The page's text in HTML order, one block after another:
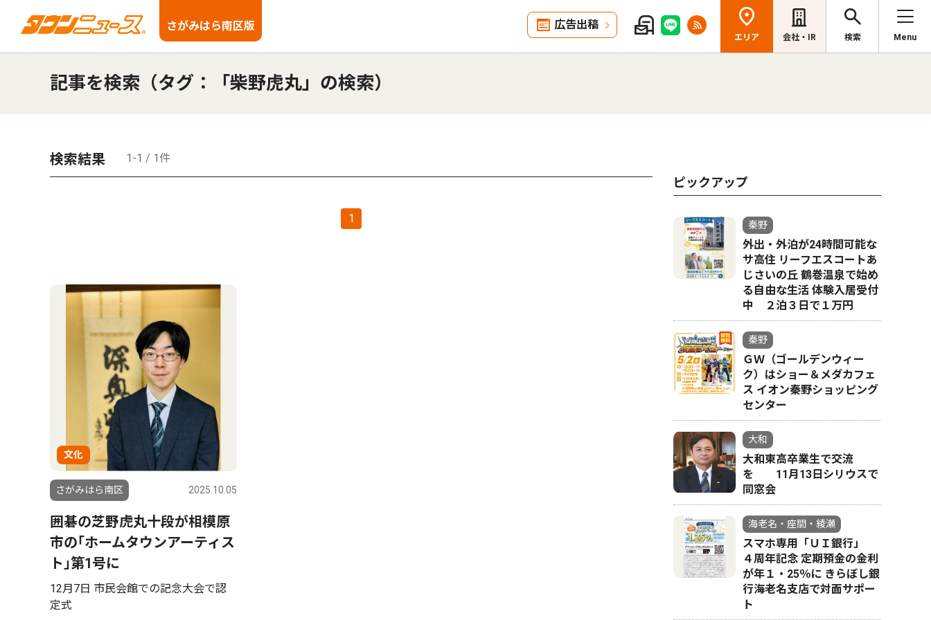
さがみはら南区版 広告出稿
エリア 会社・IR 検索 Menu
記事を検索（タグ：「柴野虎丸」の検索）
検索結果 1-1 / 1件
1
文化
さがみはら南区 2025.10.05
囲碁の芝野虎丸十段が相模原
市の｢ホームタウンアーティス
ト｣第1号に
12月7日 市民会館での記念大会で認
定式
ピックアップ
秦野
外出・外泊が24時間可能な
サ高住 リーフエスコートあ
じさいの丘 鶴巻温泉で始め
る自由な生活 体験入居受付
中 ２泊３日で１万円
秦野
ＧＷ（ゴールデンウィー
ク）はショー＆メダカフェ
ス イオン秦野ショッピング
センター
大和
大和東高卒業生で交流
を 11月13日シリウスで
同窓会
海老名・座間・綾瀬
スマホ専用「ＵＩ銀行」
４周年記念 定期預金の金利
が年１・25％に きらぼし銀
行海老名支店で対面サポー
ト